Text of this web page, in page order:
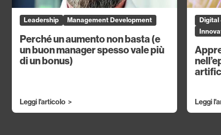
Leadership Management Development
Perché un aumento non basta (e
un buon manager spesso vale più
di un bonus)
Leggi l'articolo
Digital
Leggi